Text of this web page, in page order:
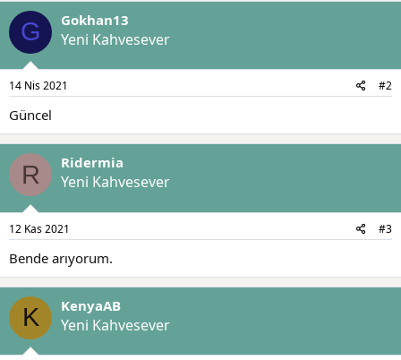
G Gokhan13
Yeni Kahvesever
14 Nis 2021 #2
Güncel
R Ridermia
Yeni Kahvesever
12 Kas 2021 #3
Bende arıyorum.
K KenyaAB
Yeni Kahvesever